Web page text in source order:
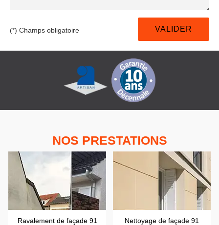
(*) Champs obligatoire
NOS PRESTATIONS
Ravalement de façade 91 Nettoyage de façade 91